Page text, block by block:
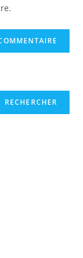
RECHERCHER